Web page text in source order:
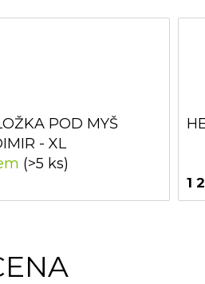
POD MYŠ
- XL
(>5 ks)
1